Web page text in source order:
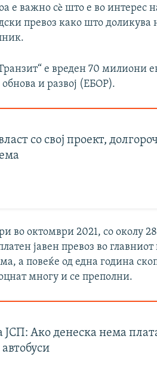
е важно сè што е во интерес
превоз како што доликува
е вреден 70 милиони
и развој (ЕБОР).
со свој проект,
во октомври 2021, со околу
јавен превоз во
а повеќе од една година
многу и се преполни.
ЈСП: Ако денеска нема